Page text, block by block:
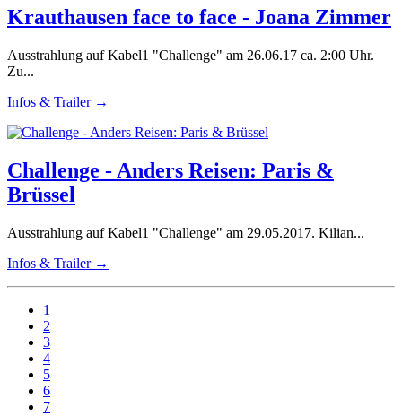
Krauthausen face to face - Joana Zimmer
Ausstrahlung auf Kabel1 "Challenge" am 26.06.17 ca. 2:00 Uhr.
Zu...
Infos & Trailer →
Challenge - Anders Reisen: Paris &
Brüssel
Ausstrahlung auf Kabel1 "Challenge" am 29.05.2017. Kilian...
Infos & Trailer →
1
2
3
4
5
6
7